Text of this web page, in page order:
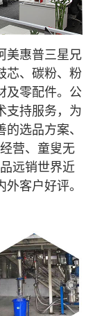
美惠普三星兄
芯、碳粉、粉
及零配件。公
支持服务，为
选品方案、
营、童叟无
远销世界近
外客户好评。